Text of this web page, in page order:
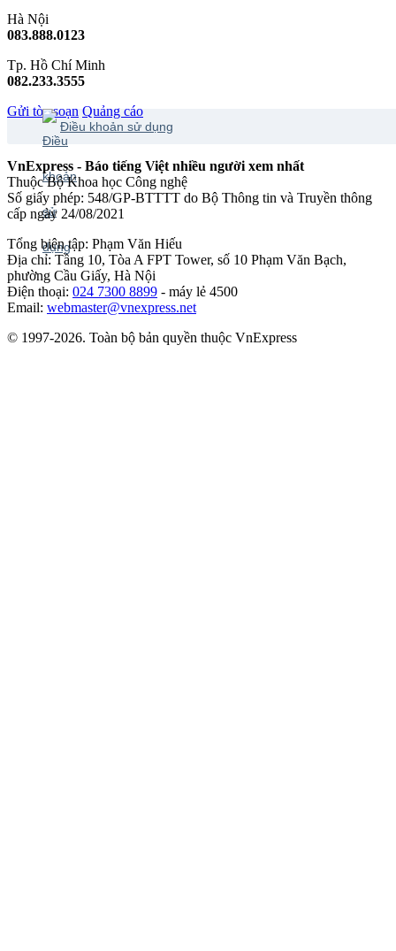
Hà Nội
083.888.0123
Tp. Hồ Chí Minh
082.233.3555
Gửi tòa soạn Quảng cáo
Điều khoản sử dụng
VnExpress - Báo tiếng Việt nhiều người xem nhất
Thuộc Bộ Khoa học Công nghệ
Số giấy phép: 548/GP-BTTTT do Bộ Thông tin và Truyền thông
cấp ngày 24/08/2021
Tổng biên tập: Phạm Văn Hiếu
Địa chỉ: Tầng 10, Tòa A FPT Tower, số 10 Phạm Văn Bạch,
phường Cầu Giấy, Hà Nội
Điện thoại: 024 7300 8899 - máy lẻ 4500
Email: webmaster@vnexpress.net
© 1997-2026. Toàn bộ bản quyền thuộc VnExpress